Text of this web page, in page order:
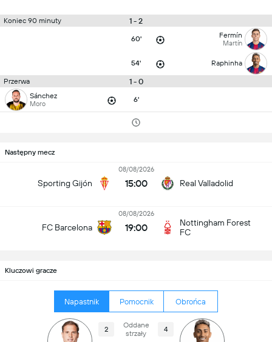
Koniec 90 minuty 1 - 2
60' Fermín
Martín
54' Raphinha
Przerwa 1 - 0
Sánchez
Moro 6'
Następny mecz
Sporting Gijón
08/08/2026
15:00 Real Valladolid
FC Barcelona
08/08/2026
19:00
Nottingham Forest
FC
Kluczowi gracze
Napastnik Pomocnik Obrońca
2
Oddane
strzały
4